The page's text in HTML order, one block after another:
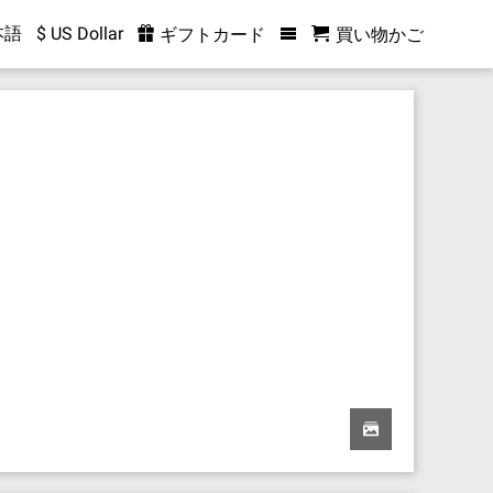
語 $ US Dollar ギフトカード 買い物かご